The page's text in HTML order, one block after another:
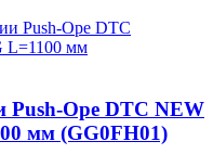
Push-Ope DTC NEW
мм (GG0FH01)